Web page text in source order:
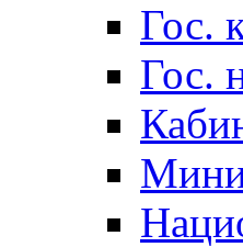
Гос.
Гос.